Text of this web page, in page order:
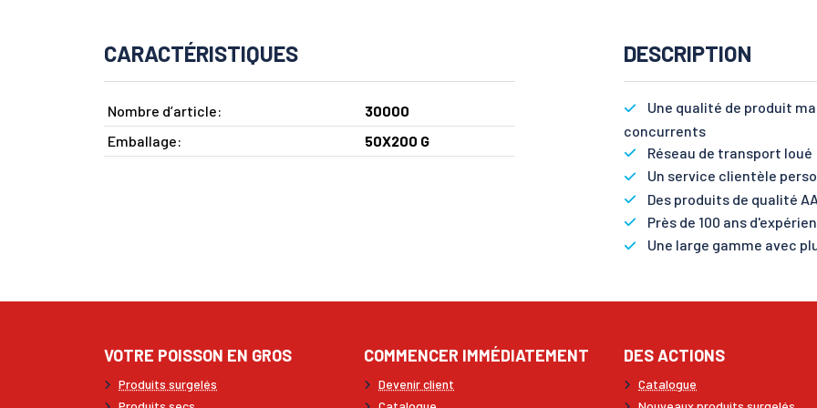
CARACTÉRISTIQUES
Nombre d’article:
30000
Emballage:
50X200 G
DESCRIPTION
Une qualité de produit
concurrents
Réseau de transport
Un service clientèle
Des produits de qualité
Près de 100 ans
Une large gamme avec
VOTRE POISSON EN GROS
Produits surgelés
COMMENCER IMMÉDIATEMENT
Devenir client
DES ACTIONS
Catalogue